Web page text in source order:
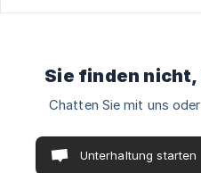
Sie finden nicht,
Chatten Sie mit uns
Unterhaltung starten